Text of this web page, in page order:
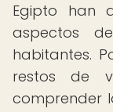
Egipto han
aspectos
habitantes.
restos de
comprender